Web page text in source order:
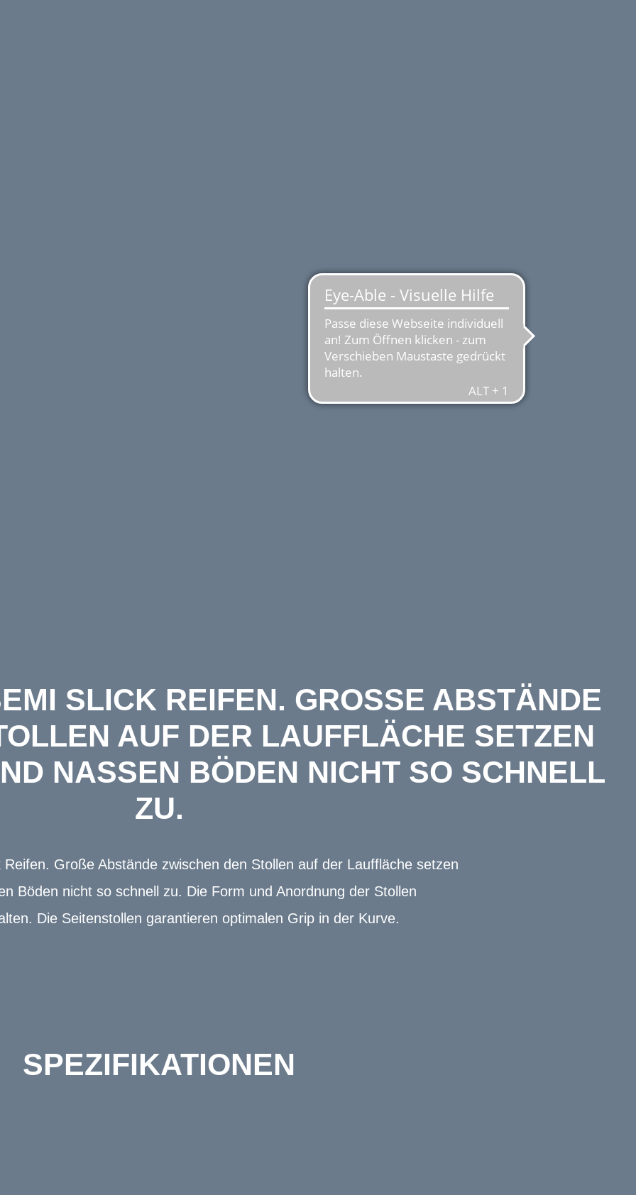
SLICK REIFEN. GROSSE ABSTÄNDE Z
AUF DER LAUFFLÄCHE SETZEN S
NASSEN BÖDEN NICHT SO SCHNELL Z
U.
Reifen. Große Abstände zwischen den Stollen auf der Lauffläche setzen
Böden nicht so schnell zu. Die Form und Anordnung der Stollen
Die Seitenstollen garantieren optimalen Grip in der Kurve.
SPEZIFIKATIONEN